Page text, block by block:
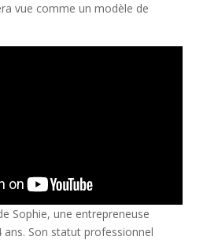
vue comme un modèle de
Sophie, une entrepreneuse
ans. Son statut professionnel